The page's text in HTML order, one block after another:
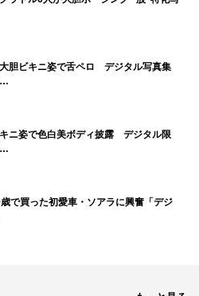
胆ビキニ姿で舌ペロ デジタル写真集
…
ニ姿で色白美ボディ披露 デジタル限
…
で買った初愛車・ソアラに興奮「デジ